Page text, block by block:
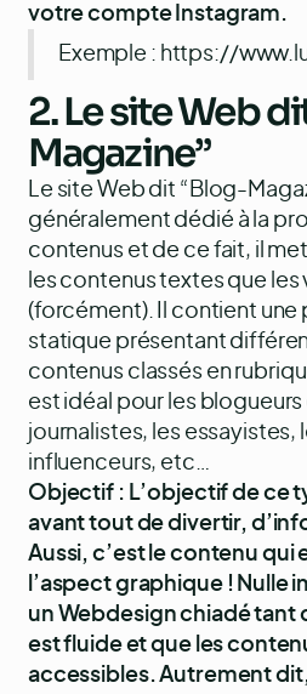
votre compte Instagram.
Exemple : https://
2. Le site Web
Magazine”
Le site Web dit “Blog-
généralement dédié à la
contenus et de ce fait, il
les contenus textes que les
(forcément). Il contient une
statique présentant
contenus classés en
est idéal pour les blogueurs
journalistes, les essayistes,
influenceurs, etc…
Objectif : L’objectif de ce
avant tout de divertir,
Aussi, c’est le contenu qui
l’aspect graphique ! Nulle
un Webdesign chiadé tant
est fluide et que les
accessibles. Autrement